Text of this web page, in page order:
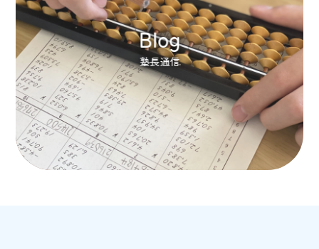
Blog
塾長通信